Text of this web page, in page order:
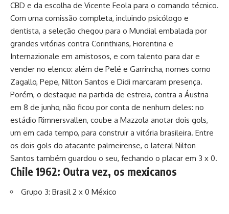
CBD e da escolha de Vicente Feola para o comando técnico.
Com uma comissão completa, incluindo psicólogo e
dentista, a seleção chegou para o Mundial embalada por
grandes vitórias contra Corinthians, Fiorentina e
Internazionale em amistosos, e com talento para dar e
vender no elenco: além de Pelé e Garrincha, nomes como
Zagallo, Pepe, Nilton Santos e Didi marcaram presença.
Porém, o destaque na partida de estreia, contra a Áustria
em 8 de junho, não ficou por conta de nenhum deles: no
estádio Rimnersvallen, coube a Mazzola anotar dois gols,
um em cada tempo, para construir a vitória brasileira. Entre
os dois gols do atacante palmeirense, o lateral Nilton
Santos também guardou o seu, fechando o placar em 3 x 0.
Chile 1962: Outra vez, os mexicanos
Grupo 3: Brasil 2 x 0 México